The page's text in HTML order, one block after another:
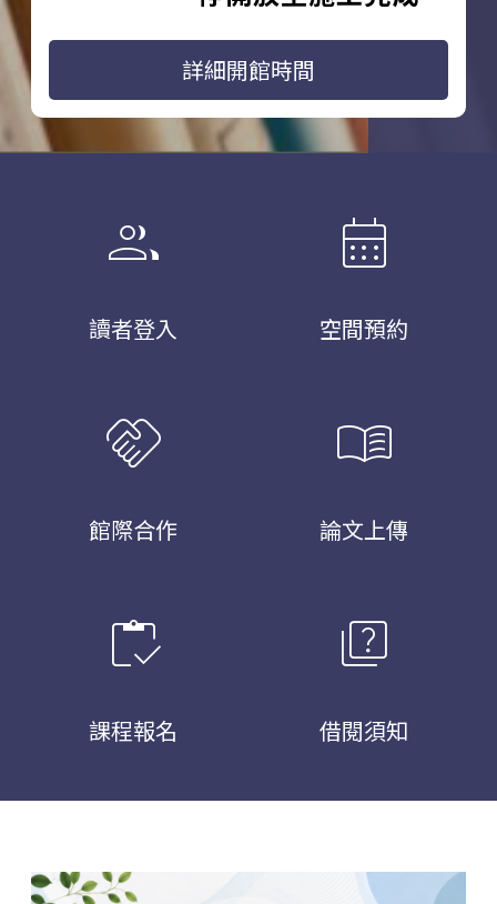
詳細開館時間
group
讀者登入
calendar_month
空間預約
handshake
館際合作
menu_book
論文上傳
inventory
課程報名
quiz
借閱須知